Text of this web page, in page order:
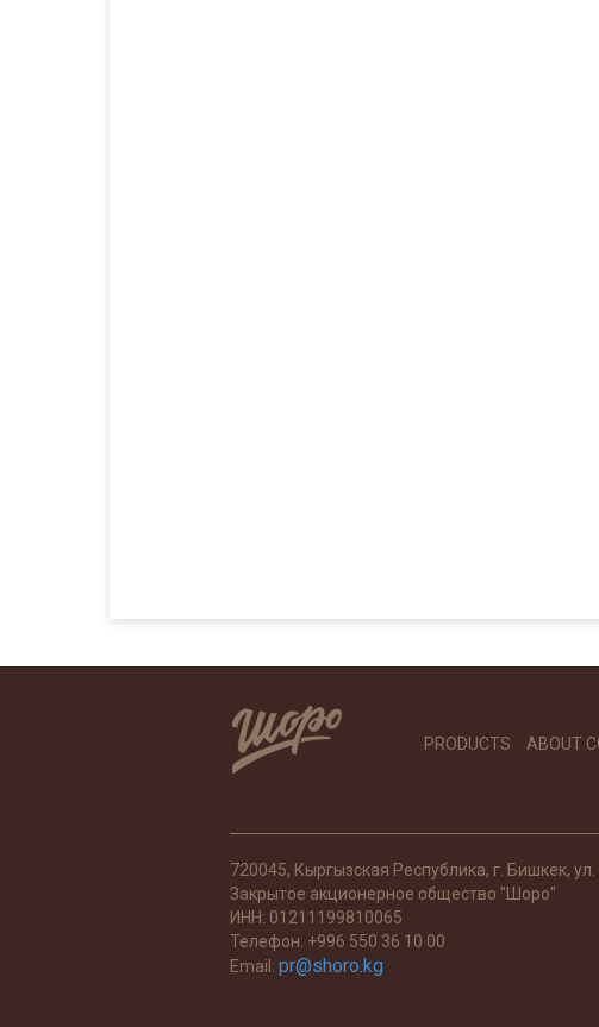
PRODUCTS ABOUT
720045, Кыргызская Республика, г. Бишкек,
Закрытое акционерное общество "Шоро"
ИНН: 01211199810065
Телефон: +996 550 36 10 00
Email: pr@shoro.kg